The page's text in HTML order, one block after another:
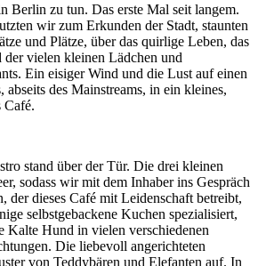
Berlin zu tun. Das erste Mal seit langem.
wir zum Erkunden der Stadt, staunten
und Plätze, über das quirlige Leben, das
vielen kleinen Lädchen und
Ein eisiger Wind und die Lust auf einen
des Mainstreams, in ein kleines,
Café.
stand über der Tür. Die drei kleinen
sodass wir mit dem Inhaber ins Gespräch
der dieses Café mit Leidenschaft betreibt,
selbstgebackene Kuchen spezialisiert,
Kalte Hund in vielen verschiedenen
Die liebevoll angerichteten
von Teddybären und Elefanten auf. In